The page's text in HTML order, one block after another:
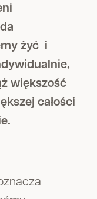
żyć i
większość
całości